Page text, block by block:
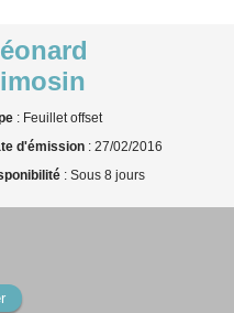
: Feuillet offset
d'émission: 27/02/2016
: Sous 8 jours